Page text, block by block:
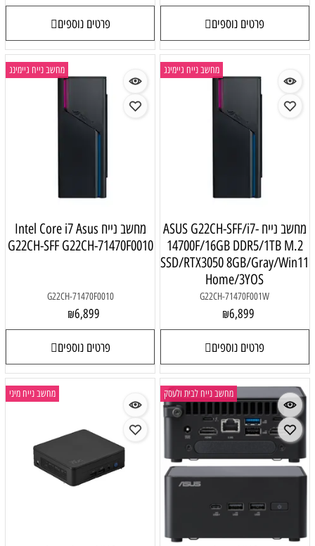
פרטים נוספים פרטים נוספים
מחשב נייח גיימינג
מחשב נייח ASUS G22CH-SFF/i7-
14700F/16GB DDR5/1TB M.2
SSD/RTX3050 8GB/Gray/Win11
Home/3YOS
G22CH-71470F001W
₪6,899
פרטים נוספים
מחשב נייח גיימינג
מחשב נייח Intel Core i7 Asus
G22CH-SFF G22CH-71470F0010
G22CH-71470F0010
₪6,899
פרטים נוספים
מחשב נייח לבית ולעסק מחשב נייח מיני